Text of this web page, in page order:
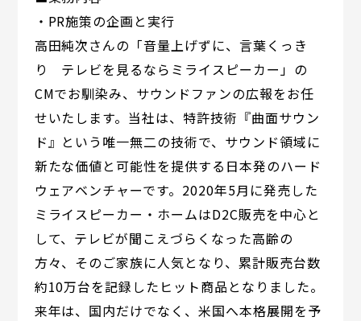
・PR施策の企画と実行
高田純次さんの「音量上げずに、言葉くっき
り テレビを見るならミライスピーカー」の
CMでお馴染み、サウンドファンの広報をお任
せいたします。当社は、特許技術『曲面サウン
ド』という唯一無二の技術で、サウンド領域に
新たな価値と可能性を提供する日本発のハード
ウェアベンチャーです。2020年5月に発売した
ミライスピーカー・ホームはD2C販売を中心と
して、テレビが聞こえづらくなった高齢の
方々、そのご家族に人気となり、累計販売台数
約10万台を記録したヒット商品となりました。
来年は、国内だけでなく、米国へ本格展開を予